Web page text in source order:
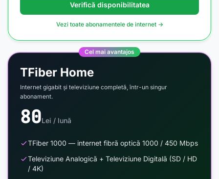
Verifică disponibilitatea
Vezi toate abonamentele de internet →
Cel mai avantajos
TFiber Home
Internet gigabit și televiziune completă, într-un singur
abonament.
80Lei / lună
TFiber 1000 — internet fibră optică 1000 / 450 Mbps
Televiziune Analogică + Televiziune Digitală (SD / HD
/ 4K)